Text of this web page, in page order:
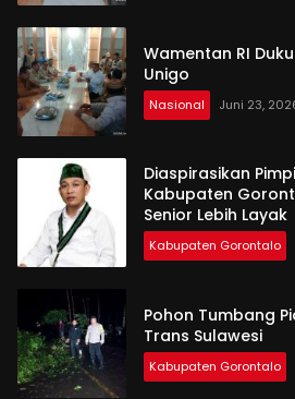
Wamentan RI
Unigo
Nasional Juni 23,
Diaspirasikan
Kabupaten
Senior Lebih Layak
Kabupaten Gorontalo
Pohon Tumbang
Trans Sulawesi
Kabupaten Gorontalo